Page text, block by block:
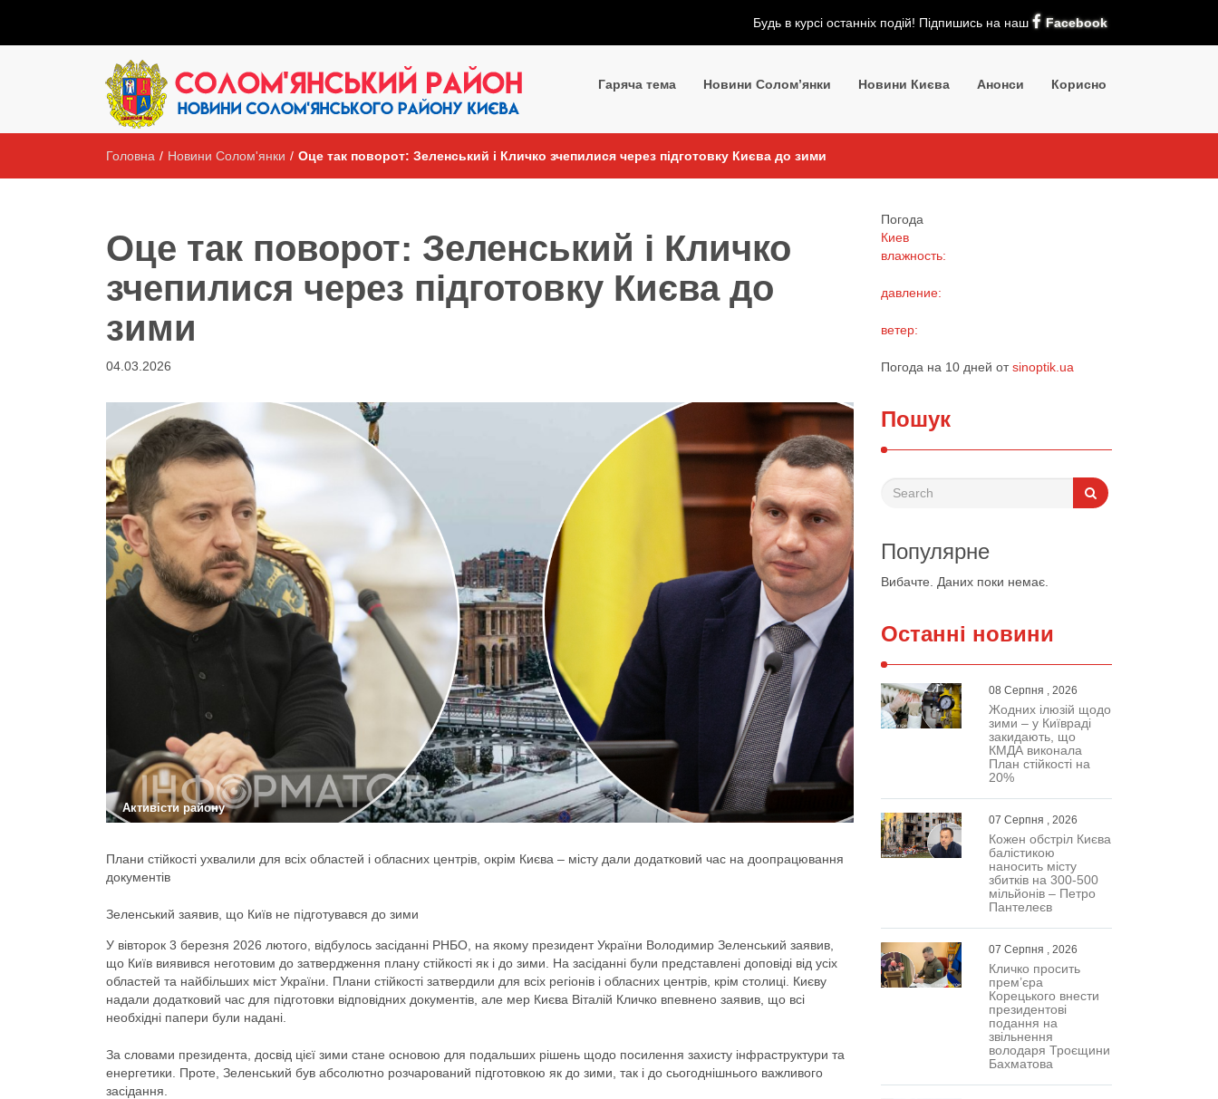
Будь в курсі останніх подій! Підпишись на наш Facebook
Гаряча тема Новини Солом’янки Новини Києва Анонси Корисно
Головна / Новини Солом'янки / Оце так поворот: Зеленський і Кличко зчепилися через підготовку Києва до зими
Оце так поворот: Зеленський і Кличко
зчепилися через підготовку Києва до
зими
04.03.2026
Активісти району
Плани стійкості ухвалили для всіх областей і обласних центрів, окрім Києва – місту дали додатковий час на доопрацювання
документів
Зеленський заявив, що Київ не підготувався до зими
У вівторок 3 березня 2026 лютого, відбулось засіданні РНБО, на якому президент України Володимир Зеленський заявив,
що Київ виявився неготовим до затвердження плану стійкості як і до зими. На засіданні були представлені доповіді від усіх
областей та найбільших міст України. Плани стійкості затвердили для всіх регіонів і обласних центрів, крім столиці. Києву
надали додатковий час для підготовки відповідних документів, але мер Києва Віталій Кличко впевнено заявив, що всі
необхідні папери були надані.
За словами президента, досвід цієї зими стане основою для подальших рішень щодо посилення захисту інфраструктури та
енергетики. Проте, Зеленський був абсолютно розчарований підготовкою як до зими, так і до сьогоднішнього важливого
засідання.
Погода
Киев
влажность:
давление:
ветер:
Погода на 10 дней отsinoptik.ua
Пошук
Популярне
Вибачте. Даних поки немає.
Останні новини
08 Серпня , 2026
Жодних ілюзій щодо
зими – у Київраді
закидають, що
КМДА виконала
План стійкості на
20%
07 Серпня , 2026
Кожен обстріл Києва
балістикою
наносить місту
збитків на 300-500
мільйонів – Петро
Пантелеєв
07 Серпня , 2026
Кличко просить
прем’єра
Корецького внести
президентові
подання на
звільнення
володаря Троєщини
Бахматова